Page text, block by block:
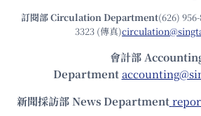
訂閱部 Circulation Department(626)
3323 (傳真)
會計部
Department
新聞採訪部 News Department